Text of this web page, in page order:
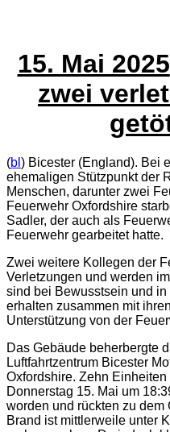
15. Mai 2025
zwei
(bl ) Bicester (England). Bei
ehemaligen Stützpunkt der
Menschen, darunter zwei
Feuerwehr Oxfordshire
Sadler, der auch als
Feuerwehr gearbeitet hatte.
Zwei weitere Kollegen der
Verletzungen und werden
sind bei Bewusstsein und
erhalten zusammen mit
Unterstützung von der
Das Gebäude beherbergte
Luftfahrtzentrum Bicester
Oxfordshire. Zehn
Donnerstag 15. Mai um
worden und rückten zu
Brand ist mittlerweile unter